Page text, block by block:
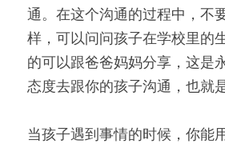
通。在这个沟通的过程中，不
样，可以问问孩子在学校里的
的可以跟爸爸妈妈分享，这是
态度去跟你的孩子沟通，也就
当孩子遇到事情的时候，你能